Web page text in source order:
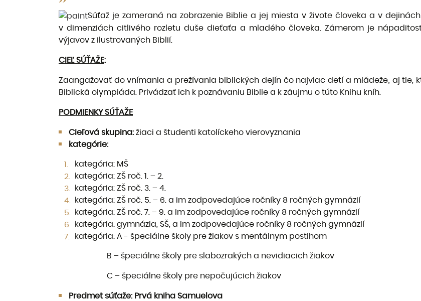
Súťaž je zameraná na zobrazenie Biblie a jej miesta v živote človeka a v
v dimenziách citlivého rozletu duše dieťaťa a mladého človeka. Zámerom je
výjavov z ilustrovaných Biblií.
CIEĽ SÚŤAŽE:
Zaangažovať do vnímania a prežívania biblických dejín čo najviac detí a mládeže; aj tie,
Biblická olympiáda. Privádzať ich k poznávaniu Biblie a k záujmu o túto Knihu kníh.
PODMIENKY SÚŤAŽE
Cieľová skupina: žiaci a študenti katolíckeho vierovyznania
kategórie:
kategória: MŠ
kategória: ZŠ roč. 1. – 2.
kategória: ZŠ roč. 3. – 4.
kategória: ZŠ roč. 5. – 6. a im zodpovedajúce ročníky 8 ročných gymnázií
kategória: ZŠ roč. 7. – 9. a im zodpovedajúce ročníky 8 ročných gymnázií
kategória: gymnázia, SŠ, a im zodpovedajúce ročníky 8 ročných gymnázií
kategória: A - špeciálne školy pre žiakov s mentálnym postihom
B – špeciálne školy pre slabozrakých a nevidiacich žiakov
C – špeciálne školy pre nepočujúcich žiakov
Predmet súťaže: Prvá kniha Samuelova